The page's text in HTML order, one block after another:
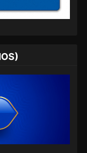
Ancient God Grave
God Grave Episode
Ancient God Grave
Indonesia - Juli 9, 2024
God Grave Episode
Ancient God Grave
- Juli 13, 2024